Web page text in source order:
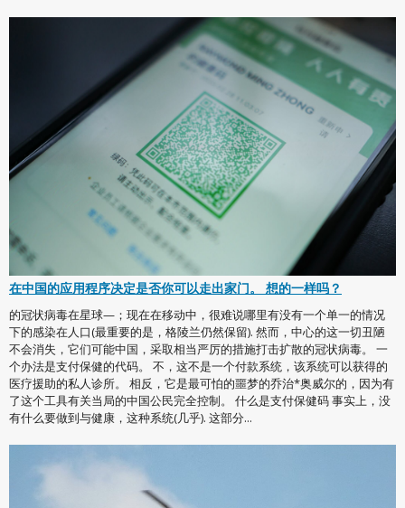
在中国的应用程序决定是否你可以走出家门。 想的一样吗？
的冠状病毒在星球—；现在在移动中，很难说哪里有没有一个单一的情况
下的感染在人口(最重要的是，格陵兰仍然保留). 然而，中心的这一切丑陋
不会消失，它们可能中国，采取相当严厉的措施打击扩散的冠状病毒。 一
个办法是支付保健的代码。 不，这不是一个付款系统，该系统可以获得的
医疗援助的私人诊所。 相反，它是最可怕的噩梦的乔治*奥威尔的，因为有
了这个工具有关当局的中国公民完全控制。 什么是支付保健码 事实上，没
有什么要做到与健康，这种系统(几乎). 这部分...